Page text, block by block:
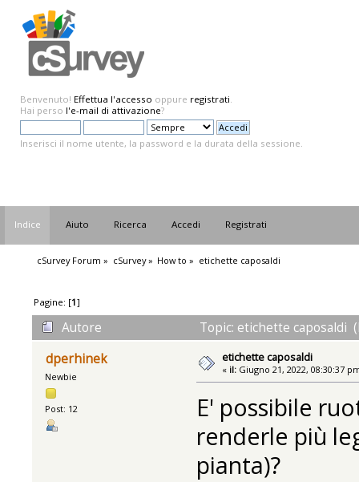
Benvenuto! Effettua l'accesso oppure registrati.
Hai perso l'e-mail di attivazione?
Inserisci il nome utente, la password e la durata della sessione.
Indice Aiuto Ricerca Accedi Registrati
cSurvey Forum » cSurvey» How to » etichette caposaldi
Pagine: [1]
Autore
Topic: etichette caposaldi
dperhinek
Newbie
Post: 12
etichette caposaldi
« il: Giugno 21, 2022, 08:30:37
E' possibile
renderle più
pianta)?